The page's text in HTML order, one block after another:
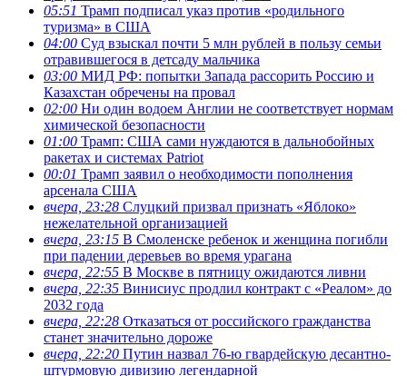
05:51 Трамп подписал указ против «родильного
туризма» в США
04:00 Суд взыскал почти 5 млн рублей в пользу семьи
отравившегося в детсаду мальчика
03:00 МИД РФ: попытки Запада рассорить Россию и
Казахстан обречены на провал
02:00 Ни один водоем Англии не соответствует нормам
химической безопасности
01:00 Трамп: США сами нуждаются в дальнобойных
ракетах и системах Patriot
00:01 Трамп заявил о необходимости пополнения
арсенала США
вчера, 23:28 Слуцкий призвал признать «Яблоко»
нежелательной организацией
вчера, 23:15 В Смоленске ребенок и женщина погибли
при падении деревьев во время урагана
вчера, 22:55 В Москве в пятницу ожидаются ливни
вчера, 22:35 Винисиус продлил контракт с «Реалом» до
2032 года
вчера, 22:28 Отказаться от российского гражданства
станет значительно дороже
вчера, 22:20 Путин назвал 76-ю гвардейскую десантно-
штурмовую дивизию легендарной